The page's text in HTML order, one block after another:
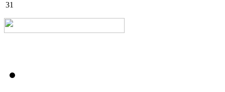
31